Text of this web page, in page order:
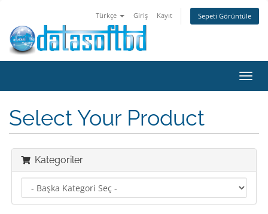
Türkçe Giriş Kayıt Sepeti Görüntüle
Select Your Product
Kategoriler